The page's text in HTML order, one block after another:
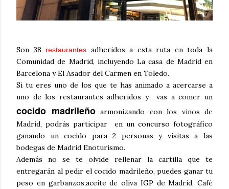
Son 38 restaurantes adheridos a esta ruta en toda la
Comunidad de Madrid, incluyendo La casa de Madrid en
Barcelona y El Asador del Carmen en Toledo.
Si tu eres uno de los que te has animado a acercarse a
uno de los restaurantes adheridos y vas a comer un
cocido madrileñoarmonizando con los vinos de
Madrid, podrás participar en un concurso fotográfico
ganando un cocido para 2 personas y visitas a las
bodegas de Madrid Enoturismo.
Además no se te olvide rellenar la cartilla que te
entregarán al pedir el cocido madrileño, puedes ganar tu
peso en garbanzos,aceite de oliva IGP de Madrid, Café